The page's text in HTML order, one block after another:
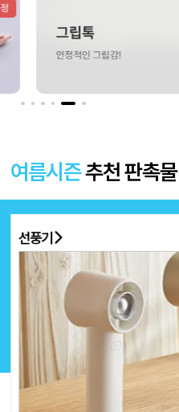
여름시즌추천 판촉물
선풍기